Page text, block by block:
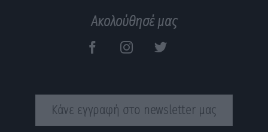
Ακολούθησέ μας
Κάνε εγγραφή στο newsletter μας